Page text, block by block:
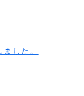
した。